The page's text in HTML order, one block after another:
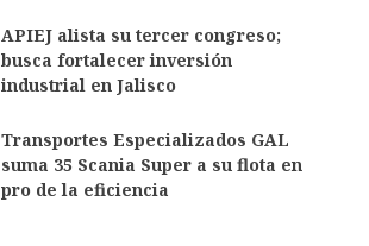
APIEJ alista su tercer congreso;
busca fortalecer inversión
industrial en Jalisco
Transportes Especializados GAL
suma 35 Scania Super a su flota en
pro de la eficiencia